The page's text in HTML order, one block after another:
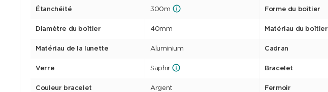
Étanchéité 300m Forme du boîtier
Diamètre du boîtier 40mm Matériau du boîtier
Matériau de la lunette Aluminium Cadran
Verre Saphir Bracelet
Couleur bracelet Argent Fermoir